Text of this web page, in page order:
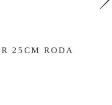
25CM RODA